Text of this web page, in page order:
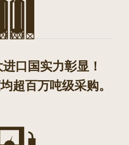
进口国实力彰显！
超百万吨级采购。